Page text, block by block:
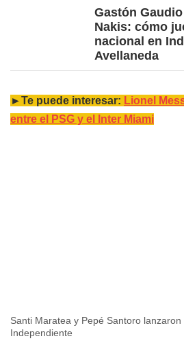
Gastón
Nakis: cómo
nacional en
Avellaneda
►Te puede interesar: Lionel
entre el PSG y el Inter Miami
Santi Maratea y Pepé Santoro lanzaron
Independiente